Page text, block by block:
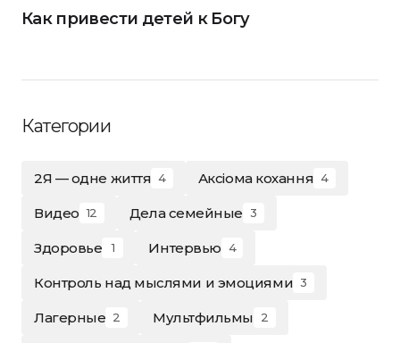
Как привести детей к Богу
Категории
2Я — одне життя 4 Аксіома кохання 4
Видео 12 Дела семейные 3
Здоровье 1 Интервью 4
Контроль над мыслями и эмоциями 3
Лагерные 2 Мультфильмы 2